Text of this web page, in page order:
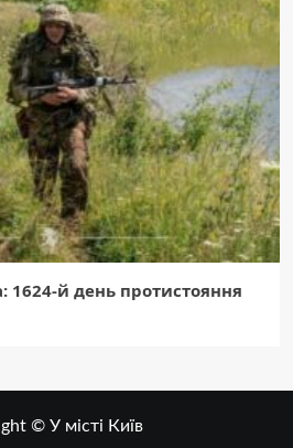
1624-й день протистояння
© У місті Київ